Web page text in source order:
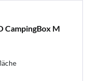
CampingBox M